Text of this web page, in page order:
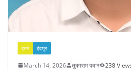
इतर इंदापूर
March 14, 2026 तुकाराम पवार 238